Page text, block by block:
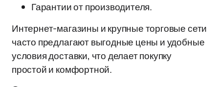
Гарантии от производителя.
Интернет-магазины и крупные торговые сети
часто предлагают выгодные цены и удобные
условия доставки, что делает покупку
простой и комфортной.